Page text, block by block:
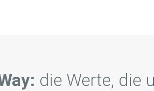
die Werte, die